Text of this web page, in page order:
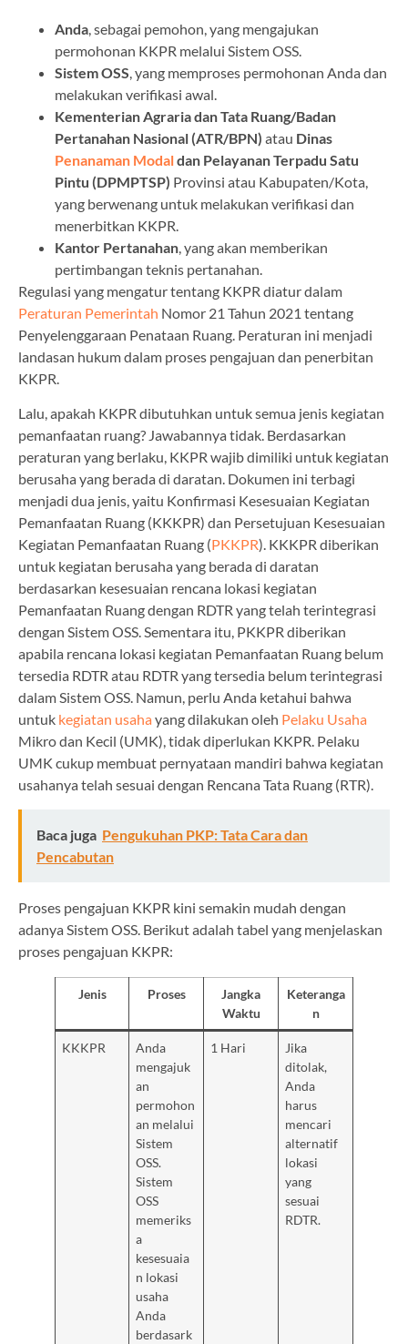
Anda , sebagai pemohon, yang mengajukan
permohonan KKPR melalui Sistem OSS.
Sistem OSS , yang memproses permohonan Anda dan
melakukan verifikasi awal.
Kementerian Agraria dan Tata Ruang/Badan
Pertanahan Nasional (ATR/BPN) atau Dinas
Penanaman Modaldan Pelayanan Terpadu Satu
Pintu (DPMPTSP) Provinsi atau Kabupaten/Kota,
yang berwenang untuk melakukan verifikasi dan
menerbitkan KKPR.
Kantor Pertanahan , yang akan memberikan
pertimbangan teknis pertanahan.
Regulasi yang mengatur tentang KKPR diatur dalam
Peraturan Pemerintah Nomor 21 Tahun 2021 tentang
Penyelenggaraan Penataan Ruang. Peraturan ini menjadi
landasan hukum dalam proses pengajuan dan penerbitan
KKPR.
Lalu, apakah KKPR dibutuhkan untuk semua jenis kegiatan
pemanfaatan ruang? Jawabannya tidak. Berdasarkan
peraturan yang berlaku, KKPR wajib dimiliki untuk kegiatan
berusaha yang berada di daratan. Dokumen ini terbagi
menjadi dua jenis, yaitu Konfirmasi Kesesuaian Kegiatan
Pemanfaatan Ruang (KKKPR) dan Persetujuan Kesesuaian
Kegiatan Pemanfaatan Ruang (PKKPR). KKKPR diberikan
untuk kegiatan berusaha yang berada di daratan
berdasarkan kesesuaian rencana lokasi kegiatan
Pemanfaatan Ruang dengan RDTR yang telah terintegrasi
dengan Sistem OSS. Sementara itu, PKKPR diberikan
apabila rencana lokasi kegiatan Pemanfaatan Ruang belum
tersedia RDTR atau RDTR yang tersedia belum terintegrasi
dalam Sistem OSS. Namun, perlu Anda ketahui bahwa
untuk kegiatan usahayang dilakukan oleh Pelaku Usaha
Mikro dan Kecil (UMK), tidak diperlukan KKPR. Pelaku
UMK cukup membuat pernyataan mandiri bahwa kegiatan
usahanya telah sesuai dengan Rencana Tata Ruang (RTR).
Baca juga Pengukuhan PKP: Tata Cara dan
Pencabutan
Proses pengajuan KKPR kini semakin mudah dengan
adanya Sistem OSS. Berikut adalah tabel yang menjelaskan
proses pengajuan KKPR:
Jenis Proses
Jangka
Waktu
Keteranga
n
KKKPR
Anda
mengajuk
an
permohon
an melalui
Sistem
OSS.
Sistem
OSS
memeriks
a
kesesuaia
n lokasi
usaha
Anda
berdasark
1 Hari
Jika
ditolak,
Anda
harus
mencari
alternatif
lokasi
yang
sesuai
RDTR.